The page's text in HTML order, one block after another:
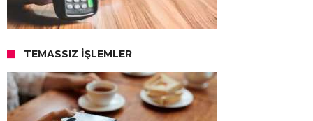
TEMASSIZ İŞLEMLER